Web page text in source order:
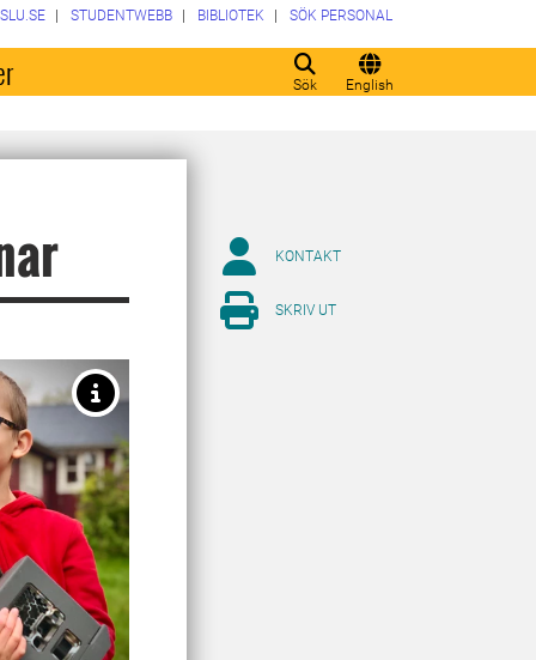
Sök English
SLU.SE STUDENTWEBB BIBLIOTEK SÖK PERSONAL
KONTAKT
SKRIV UT